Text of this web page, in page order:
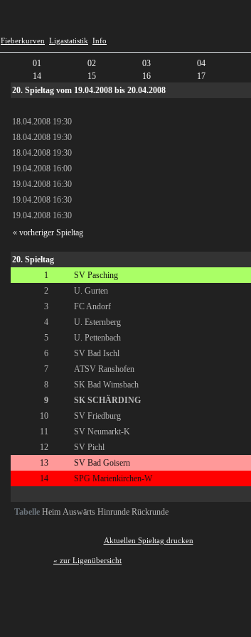
Fieberkurven Ligastatistik Info
01 02 03 04
14
15 16 17
20. Spieltag vom 19.04.2008 bis 20.04.2008
18.04.2008 19:30
18.04.2008 19:30
18.04.2008 19:30
19.04.2008 16:00
19.04.2008 16:30
19.04.2008 16:30
19.04.2008 16:30
« vorheriger Spieltag
Tabelle Heim Auswärts Hinrunde Rückrunde
20. Spieltag
1
SV Pasching
2
U. Gurten
3
FC Andorf
4
U. Esternberg
5
U. Pettenbach
6
SV Bad Ischl
7
ATSV Ranshofen
8
SK Bad Wimsbach
9
SK SCHÄRDING
10
SV Friedburg
11
SV Neumarkt-K
12
SV Pichl
13
SV Bad Goisern
14
SPG Marienkirchen-W
Aktuellen Spieltag drucken
« zur Ligenübersicht